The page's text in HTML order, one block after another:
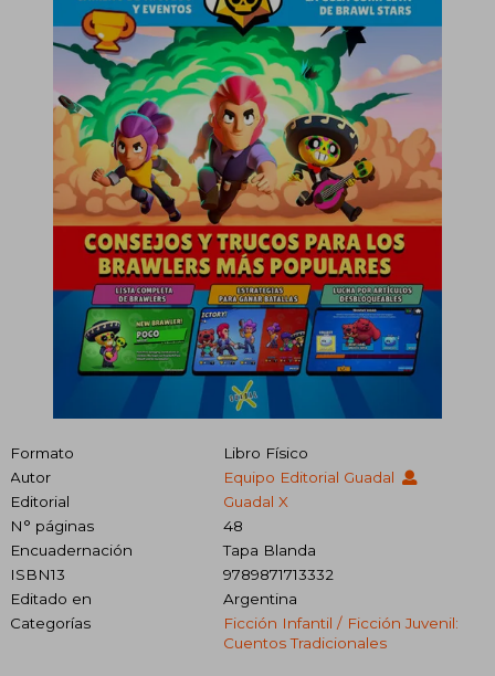
Formato
Libro Físico
Autor
Equipo Editorial Guadal
Editorial
Guadal X
N° páginas
48
Encuadernación
Tapa Blanda
ISBN13
9789871713332
Editado en
Argentina
Categorías
Ficción Infantil / Ficción Juvenil:
Cuentos Tradicionales